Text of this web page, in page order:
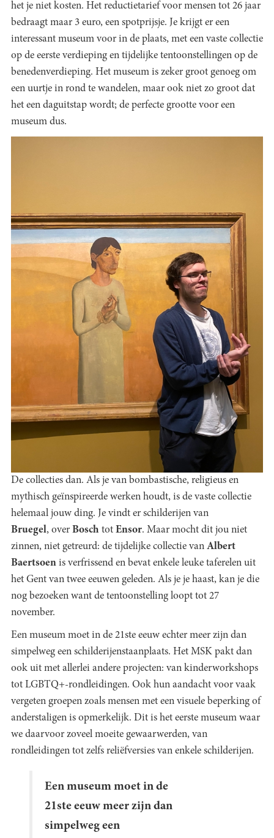
het je niet kosten. Het reductietarief voor mensen tot 26 jaar
bedraagt maar 3 euro, een spotprijsje. Je krijgt er een
interessant museum voor in de plaats, met een vaste collectie
op de eerste verdieping en tijdelijke tentoonstellingen op de
benedenverdieping. Het museum is zeker groot genoeg om
een uurtje in rond te wandelen, maar ook niet zo groot dat
het een daguitstap wordt; de perfecte grootte voor een
museum dus.
De collecties dan. Als je van bombastische, religieus en
mythisch geïnspireerde werken houdt, is de vaste collectie
helemaal jouw ding. Je vindt er schilderijen van
Bruegel, over Bosch tot Ensor. Maar mocht dit jou niet
zinnen, niet getreurd: de tijdelijke collectie van Albert
Baertsoen is verfrissend en bevat enkele leuke taferelen uit
het Gent van twee eeuwen geleden. Als je je haast, kan je die
nog bezoeken want de tentoonstelling loopt tot 27
november.
Een museum moet in de 21ste eeuw echter meer zijn dan
simpelweg een schilderijenstaanplaats. Het MSK pakt dan
ook uit met allerlei andere projecten: van kinderworkshops
tot LGBTQ+-rondleidingen. Ook hun aandacht voor vaak
vergeten groepen zoals mensen met een visuele beperking of
anderstaligen is opmerkelijk. Dit is het eerste museum waar
we daarvoor zoveel moeite gewaarwerden, van
rondleidingen tot zelfs reliëfversies van enkele schilderijen.
Een museum moet in de
21ste eeuw meer zijn dan
simpelweg een